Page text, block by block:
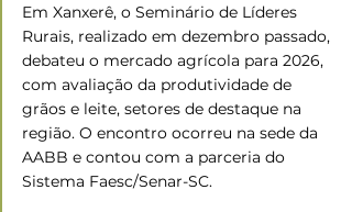
Em Xanxerê, o Seminário de Líderes
Rurais, realizado em dezembro passado,
debateu o mercado agrícola para 2026,
com avaliação da produtividade de
grãos e leite, setores de destaque na
região. O encontro ocorreu na sede da
AABB e contou com a parceria do
Sistema Faesc/Senar-SC.